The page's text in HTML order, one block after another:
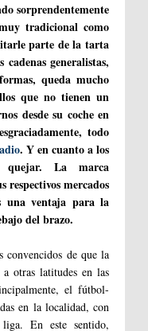
sorprendentemente
tradicional como
parte de la tarta
generalistas,
queda mucho
que no tienen un
desde su coche en
todo
. Y en cuanto a los
quejar. La marca
respectivos mercados
una ventaja para la
del brazo.
convencidos de que la
otras latitudes en las
el fútbol-
en la localidad, con
En este sentido,